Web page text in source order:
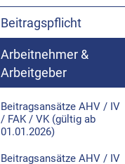
Beitragspflicht
Arbeitnehmer &
Arbeitgeber
Beitragsansätze AHV / IV
/ FAK / VK (gültig ab
01.01.2026)
Beitragsansätze AHV / IV